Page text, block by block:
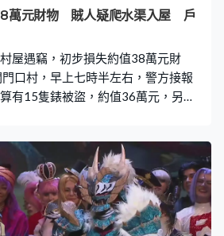
萬元財物 賊人疑爬水渠入屋 戶
村屋遇竊，初步損失約值38萬元財
口村，早上七時半左右，警方接報
有15隻錶被盜，約值36萬元，另有
在清晨聽到聲響，但未有為意。